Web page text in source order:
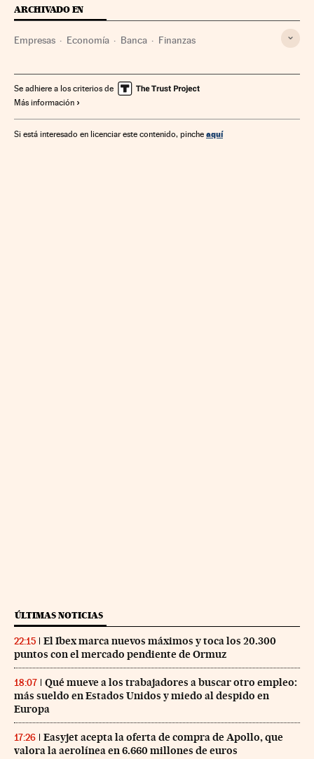
ARCHIVADO EN
Empresas Economía Banca Finanzas
Se adhiere a los criterios de
Más información
Si está interesado en licenciar este contenido, pinche aquí
ÚLTIMAS NOTICIAS
22:15
El Ibex marca nuevos máximos y toca los 20.300
puntos con el mercado pendiente de Ormuz
18:07
Qué mueve a los trabajadores a buscar otro empleo:
más sueldo en Estados Unidos y miedo al despido en
Europa
17:26
Easyjet acepta la oferta de compra de Apollo, que
valora la aerolínea en 6.660 millones de euros